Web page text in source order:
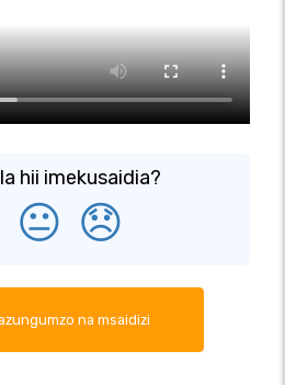
hii imekusaidia?
😐 😞
na msaidizi